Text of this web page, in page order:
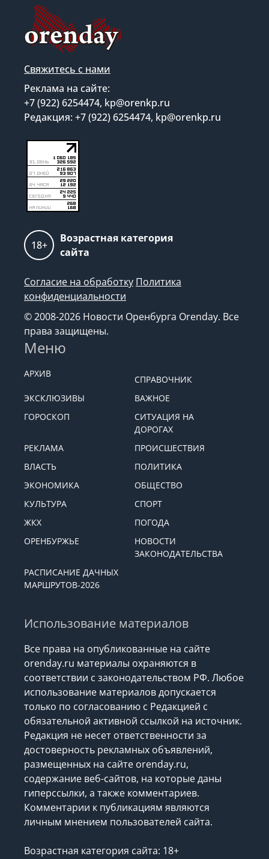
Свяжитесь с нами
Реклама на сайте:
+7 (922) 6254474, kp@orenkp.ru
Редакция: +7 (922) 6254474, kp@orenkp.ru
18+
Возрастная категория
сайта
Согласие на обработку Политика
конфиденциальности
© 2008-2026 Новости Оренбурга Orenday. Все
права защищены.
Меню
АРХИВ
СПРАВОЧНИК
ЭКСКЛЮЗИВЫ
ВАЖНОЕ
ГОРОСКОП
СИТУАЦИЯ НА
ДОРОГАХ
РЕКЛАМА
ПРОИСШЕСТВИЯ
ВЛАСТЬ
ПОЛИТИКА
ЭКОНОМИКА
ОБЩЕСТВО
КУЛЬТУРА
СПОРТ
ЖКХ
ПОГОДА
ОРЕНБУРЖЬЕ
НОВОСТИ
ЗАКОНОДАТЕЛЬСТВА
РАСПИСАНИЕ ДАЧНЫХ
МАРШРУТОВ-2026
Использование материалов
Все права на опубликованные на сайте
orenday.ru материалы охраняются в
соответствии с законодательством РФ. Любое
использование материалов допускается
только по согласованию с Редакцией с
обязательной активной ссылкой на источник.
Редакция не несет ответственности за
достоверность рекламных объявлений,
размещенных на сайте orenday.ru,
содержание веб-сайтов, на которые даны
гиперссылки, а также комментариев.
Комментарии к публикациям являются
личным мнением пользователей сайта.
Возрастная категория сайта: 18+